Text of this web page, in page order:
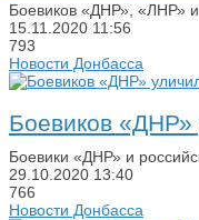
Боевиков «ДНР», «ЛНР»
15.11.2020 11:56
793
Новости Донбасса
Боевиков «ДНР»
Боевики «ДНР» и
29.10.2020 13:40
766
Новости Донбасса